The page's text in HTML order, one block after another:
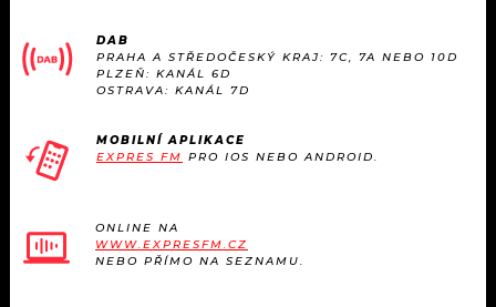
DAB
PRAHA A STŘEDOČESKÝ KRAJ: 7C, 7A NEBO 10D
PLZEŇ: KANÁL 6D
OSTRAVA: KANÁL 7D
MOBILNÍ APLIKACE
EXPRES FM PRO IOS NEBO ANDROID.
ONLINE NA
WWW.EXPRESFM.CZ
NEBO PŘÍMO NA SEZNAMU.